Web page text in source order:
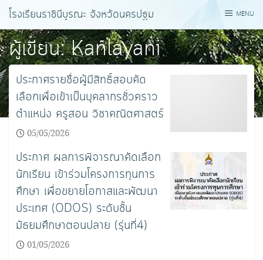
Skip
content
โรงเรียนราชินีบูรณะ จังหวัดนครปฐม MENU
ผู้เขียน:Kanlayani
Rodsawad
ประกาศรายชื่อผู้มีสิทธิ์สอบคัด
เลือกเพื่อเข้าเป็นบุคลากรชั่วคราว
ตำแหน่ง ครูสอน วิชาคณิตศาสตร์
05/05/2026
ประกาศ ผลการพิจารณาคัดเลือก
นักเรียน เข้าร่วมโครงการทุนการ
ศึกษา เพื่อขยายโอกาสและพัฒนา
ประเทศ (ODOS) ระดับชั้น
มัธยมศึกษาตอนปลาย (รุ่นที่4)
01/05/2026